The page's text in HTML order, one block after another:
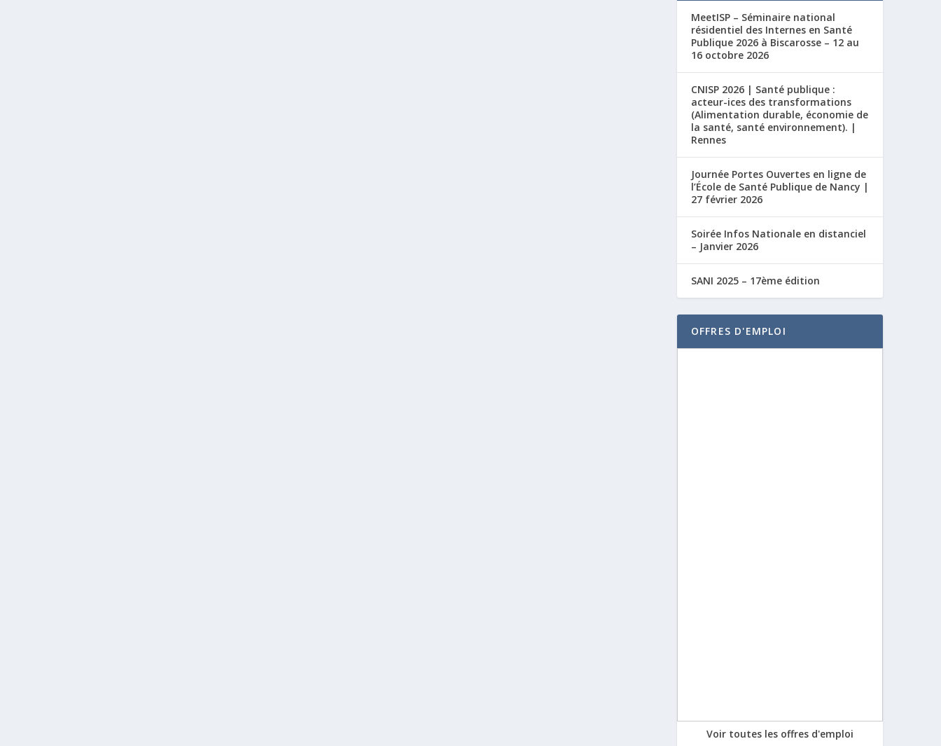
MeetISP – Séminaire national
résidentiel des Internes en Santé
Publique 2026 à Biscarosse – 12 au
16 octobre 2026
CNISP 2026 | Santé publique :
acteur-ices des transformations
(Alimentation durable, économie de
la santé, santé environnement). |
Rennes
Journée Portes Ouvertes en ligne de
l’École de Santé Publique de Nancy |
27 février 2026
Soirée Infos Nationale en distanciel
– Janvier 2026
SANI 2025 – 17ème édition
OFFRES D'EMPLOI
Voir toutes les offres d'emploi